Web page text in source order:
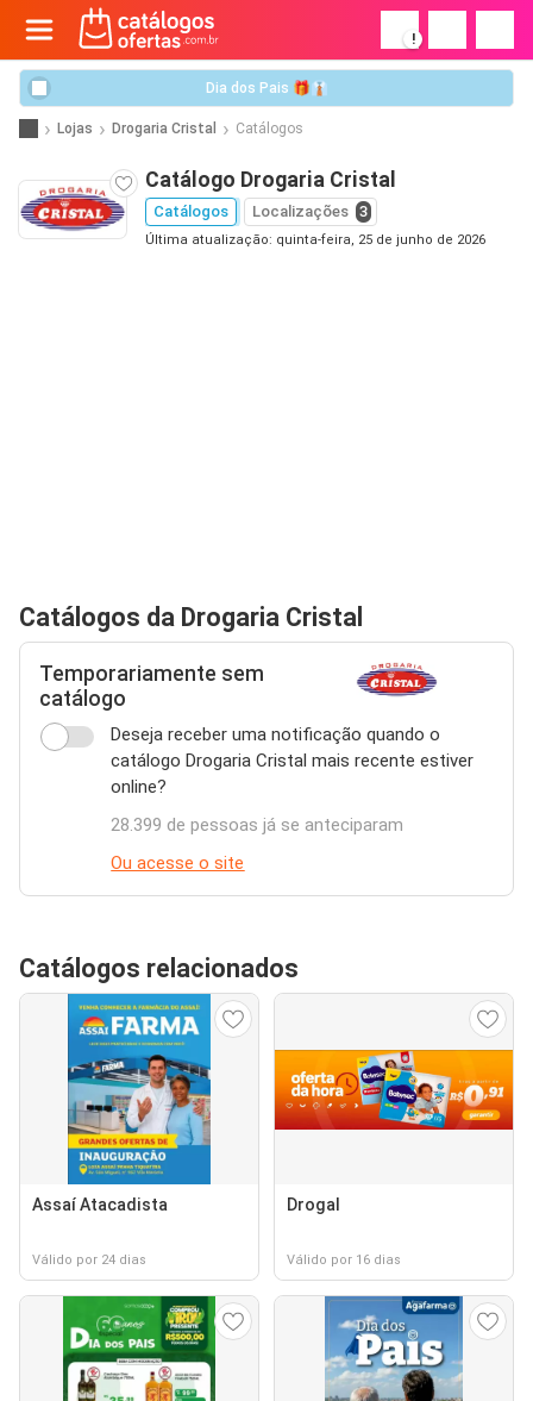
!
Dia dos Pais 🎁👔
Lojas Drogaria Cristal Catálogos
Catálogo Drogaria Cristal
Catálogos Localizações 3
Última atualização: quinta-feira, 25 de junho de 2026
Catálogos da Drogaria Cristal
Temporariamente sem
catálogo
Deseja receber uma notificação quando o
catálogo Drogaria Cristal mais recente estiver
online?
28.399 de pessoas já se anteciparam
Ou acesse o site
Catálogos relacionados
Assaí Atacadista
Válido por 24 dias
Drogal
Válido por 16 dias